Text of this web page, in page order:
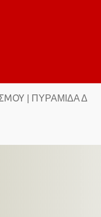
| ΠΥΡΑΜΊΔΑ Δ